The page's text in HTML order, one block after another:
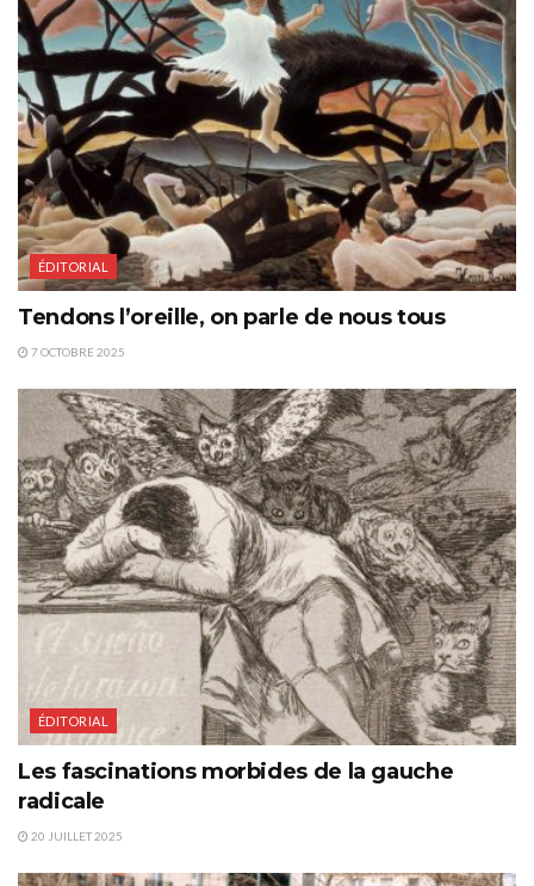
ÉDITORIAL
Tendons l’oreille, on parle de nous tous
7 OCTOBRE 2025
ÉDITORIAL
Les fascinations morbides de la gauche
radicale
20 JUILLET 2025